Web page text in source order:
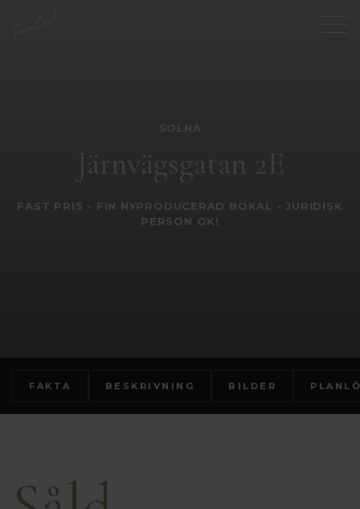
Järnvägsgatan 2E
FAST PRIS - FIN NYPRODUCERAD BOKAL - JURIDISK
PERSON OK!
FAKTA BESKRIVNING BILDER